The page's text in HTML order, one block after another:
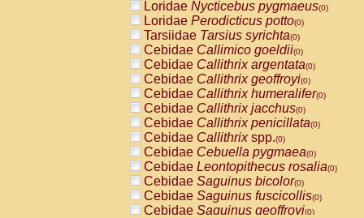
Loridae Nycticebus pygmaeus(0)
Loridae Perodicticus potto(0)
Tarsiidae Tarsius syrichta(0)
Cebidae Callimico goeldii(0)
Cebidae Callithrix argentata(0)
Cebidae Callithrix geoffroyi(0)
Cebidae Callithrix humeralifer(0)
Cebidae Callithrix jacchus(0)
Cebidae Callithrix penicillata(0)
Cebidae Callithrixspp.(0)
Cebidae Cebuella pygmaea(0)
Cebidae Leontopithecus rosalia(0)
Cebidae Saguinus bicolor(0)
Cebidae Saguinus fuscicollis(0)
Cebidae Saguinus geoffroyi(0)